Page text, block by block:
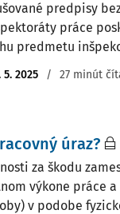
predpisy
práce
predmetu
5. 2025 / 27 minút
úraz?
za škodu
výkone práce
v podobe